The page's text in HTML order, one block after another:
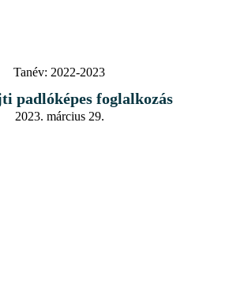
Tanév: 2022-2023
padlóképes foglalkozás
2023. március 29.